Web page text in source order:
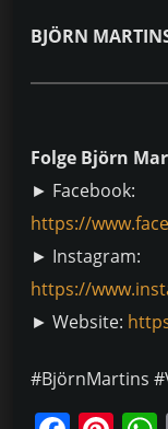
BJÖRN
Folge Björn
► Facebook:
https://
► Instagram:
https://
► Website:
#BjörnMartins